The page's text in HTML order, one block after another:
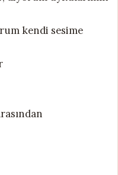
kendi sesime